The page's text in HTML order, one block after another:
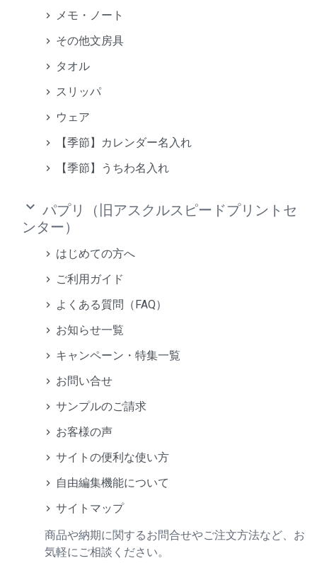
メモ・ノート
その他文房具
タオル
スリッパ
ウェア
【季節】カレンダー名入れ
【季節】うちわ名入れ
keyboard_arrow_down パプリ（旧アスクルスピードプリントセ
ンター）
はじめての方へ
ご利用ガイド
よくある質問（FAQ）
お知らせ一覧
キャンペーン・特集一覧
お問い合せ
サンプルのご請求
お客様の声
サイトの便利な使い方
自由編集機能について
サイトマップ
商品や納期に関するお問合せやご注文方法など、お
気軽にご相談ください。